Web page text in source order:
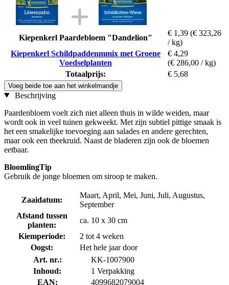
Kiepenkerl Paardebloem "Dandelion"
€ 1,39 (€ 323,26
/ kg)
Kiepenkerl Schildpaddenmmix met Groene
Voedselplanten
€ 4,29
(€ 286,00 / kg)
Totaalprijs:
€ 5,68
Voeg beide toe aan het winkelmandje
Beschrijving
Paardenbloem voelt zich niet alleen thuis in wilde weiden, maar
wordt ook in veel tuinen gekweekt. Met zijn subtiel pittige smaak is
het een smakelijke toevoeging aan salades en andere gerechten,
maar ook een theekruid. Naast de bladeren zijn ook de bloemen
eetbaar.
BloomlingTip
Gebruik de jonge bloemen om siroop te maken.
Zaaidatum:
Maart, April, Mei, Juni, Juli, Augustus,
September
Afstand tussen
planten:
ca. 10 x 30 cm
Kiemperiode:
2 tot 4 weken
Oogst:
Het hele jaar door
Art. nr.:
KK-1007900
Inhoud:
1 Verpakking
EAN:
4099682079004